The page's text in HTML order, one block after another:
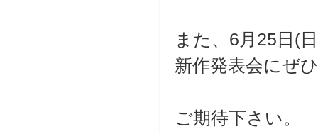
また、6月25日(
新作発表会にぜ
ご期待下さい。